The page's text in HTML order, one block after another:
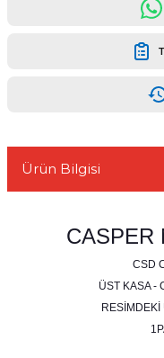
Ürün Bilgisi
CASPER
CSD
ÜST KASA -